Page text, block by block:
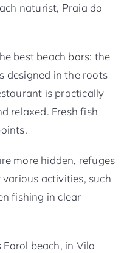
naturist, Praia do
best beach bars: the
designed in the roots
is practically
relaxed. Fresh fish
more hidden, refuges
activities, such
fishing in clear
beach, in Vila